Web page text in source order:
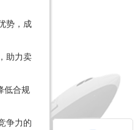
势，成
助力卖
低合规
争力的